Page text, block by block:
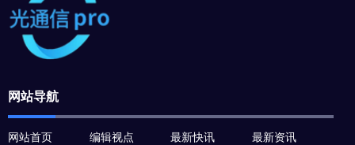
网站导航
网站首页 编辑视点 最新快讯 最新资讯